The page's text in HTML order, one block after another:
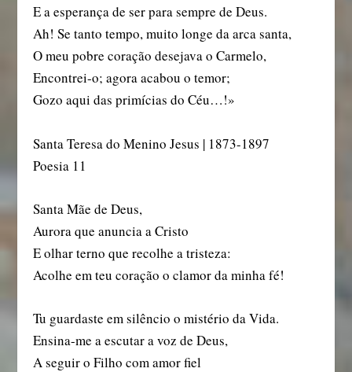
E a esperança de ser para sempre de Deus.
Ah! Se tanto tempo, muito longe da arca santa,
O meu pobre coração desejava o Carmelo,
Encontrei-o; agora acabou o temor;
Gozo aqui das primícias do Céu…!»
Santa Teresa do Menino Jesus | 1873-1897
Poesia 11
Santa Mãe de Deus,
Aurora que anuncia a Cristo
E olhar terno que recolhe a tristeza:
Acolhe em teu coração o clamor da minha fé!
Tu guardaste em silêncio o mistério da Vida.
Ensina-me a escutar a voz de Deus,
A seguir o Filho com amor fiel